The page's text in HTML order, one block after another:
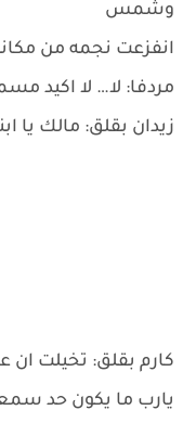
وشمس
انفزعت نجمه من
مردفا: لا… لا اكيد
زيدان بقلق: مالك يا
كارم بقلق: تخيلت ان
يارب ما يكون حد